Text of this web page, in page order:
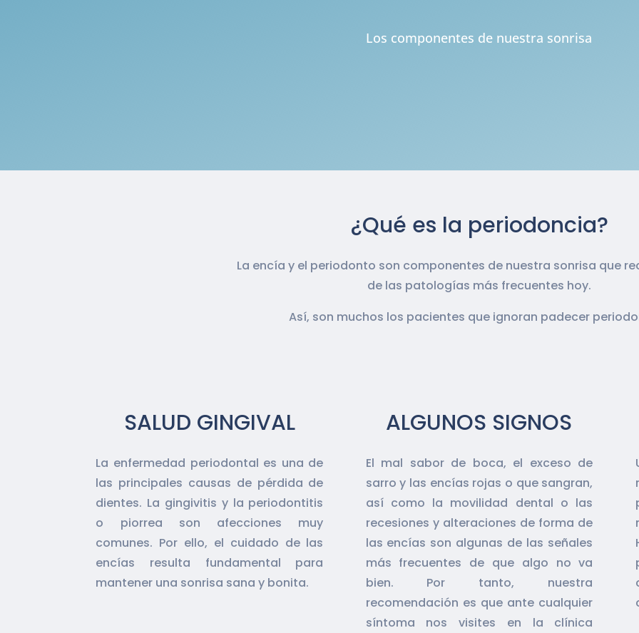
Los componentes de nuestra sonrisa
¿Qué es la periodoncia?
La encía y el periodonto son componentes de nuestra sonrisa que
de las patologías más frecuentes hoy.
Así, son muchos los pacientes que ignoran padecer
SALUD GINGIVAL
La enfermedad periodontal es una de
las principales causas de pérdida de
dientes. La gingivitis y la periodontitis
o piorrea son afecciones muy
comunes. Por ello, el cuidado de las
encías resulta fundamental para
mantener una sonrisa sana y bonita.
ALGUNOS SIGNOS
El mal sabor de boca, el exceso de
sarro y las encías rojas o que sangran,
así como la movilidad dental o las
recesiones y alteraciones de forma de
las encías son algunas de las señales
más frecuentes de que algo no va
bien. Por tanto, nuestra
recomendación es que ante cualquier
síntoma nos visites en la clínica